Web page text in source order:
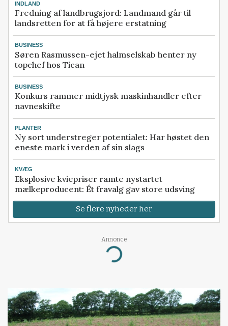
INDLAND
Fredning af landbrugsjord: Landmand går til
landsretten for at få højere erstatning
BUSINESS
Søren Rasmussen-ejet halmselskab henter ny
topchef hos Tican
BUSINESS
Konkurs rammer midtjysk maskinhandler efter
navneskifte
PLANTER
Ny sort understreger potentialet: Har høstet den
eneste mark i verden af sin slags
KVÆG
Eksplosive kviepriser ramte nystartet
mælkeproducent: Ét fravalg gav store udsving
Se flere nyheder her
Annonce
Loading...